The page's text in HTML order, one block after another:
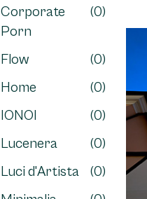
Corporate
Porn
(0)
Flow
(0)
Home
(0)
IONOI
(0)
Lucenera
(0)
Luci d'Artista
(0)